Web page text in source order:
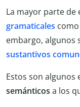
La mayor parte de
gramaticales como
embargo, algunos
sustantivos
Estos son algunos
semánticos a los